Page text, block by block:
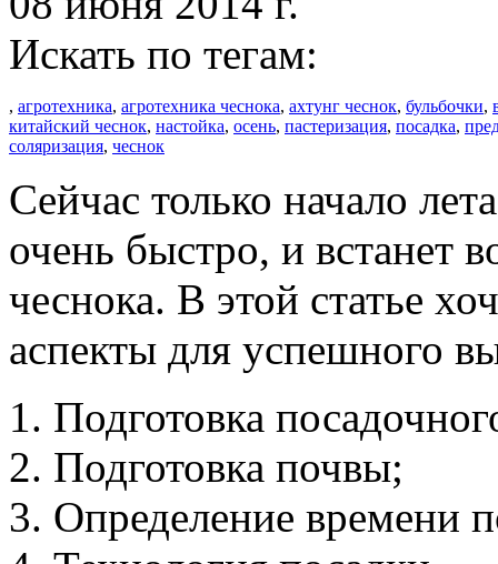
Искать по тегам:
, агротехника, агротехника чеснока, ахтунг чеснок, бульбочки,
китайский чеснок, настойка, осень, пастеризация, посадка,
соляризация, чеснок
Сейчас только начало
очень быстро, и встанет
чеснока. В этой статье
аспекты для успешного
Подготовка
Подготовка почвы;
Определение времени